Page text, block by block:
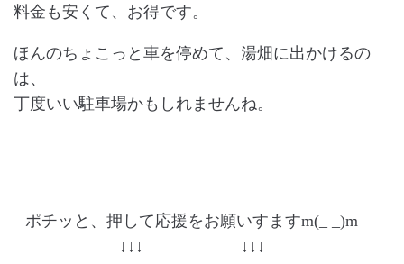
料金も安くて、お得です。
ほんのちょこっと車を停めて、湯畑に出かけるの
は、
丁度いい駐車場かもしれませんね。
ポチッと、押して応援をお願いすますm(_ _)m
↓↓↓ ↓↓↓